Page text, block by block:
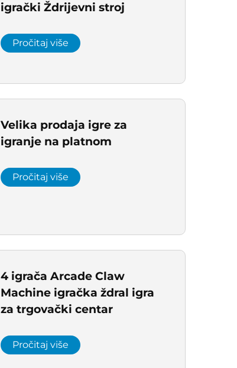
igrački Ždrijevni stroj
Pročitaj više
Velika prodaja igre za
igranje na platnom
Pročitaj više
4 igrača Arcade Claw
Machine igračka ždral igra
za trgovački centar
Pročitaj više